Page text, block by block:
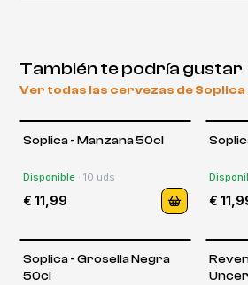
También te podría gustar
Ver todas las cervezas deSoplica
Soplica - Manzana 50cl
Disponible ·10 uds
€ 11,99 €
Soplica - Grosella Negra
50cl